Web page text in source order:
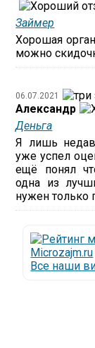
Займер
Хорошая
можно
06.07.2021
Александр
Деньга
Я лишь
уже успел
ещё понял
одна из
нужен только
Все наши